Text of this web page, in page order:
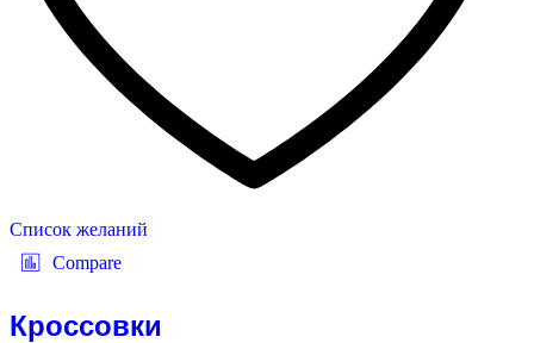
Список желаний
Compare
Кроссовки